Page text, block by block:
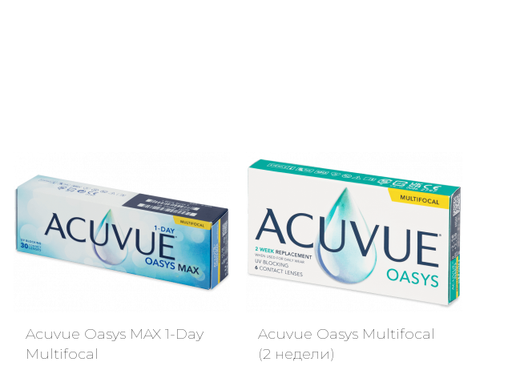
Acuvue Oasys MAX 1-Day
Multifocal
Acuvue Oasys Multifocal
(2 недели)